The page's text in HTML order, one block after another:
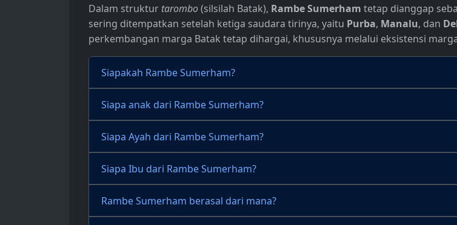
Dalam struktur tarombo(silsilah Batak), Rambe Sumerham tetap dianggap
sering ditempatkan setelah ketiga saudara tirinya, yaitu Purba, Manalu, dan
perkembangan marga Batak tetap dihargai, khususnya melalui eksistensi
Siapakah Rambe Sumerham?
Siapa anak dari Rambe Sumerham?
Siapa Ayah dari Rambe Sumerham?
Siapa Ibu dari Rambe Sumerham?
Rambe Sumerham berasal dari mana?